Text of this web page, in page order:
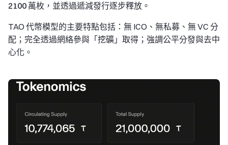
2100 萬枚 ，並透過遞減發行逐步釋放。
TAO 代幣模型的主要特點包括：無 ICO、無私募、無 VC 分
配；完全透過網絡參與「挖礦」取得；強調公平分發與去中
心化。